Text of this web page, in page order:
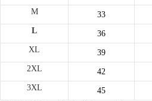
M
33
L
36
XL
39
2XL
42
3XL
45